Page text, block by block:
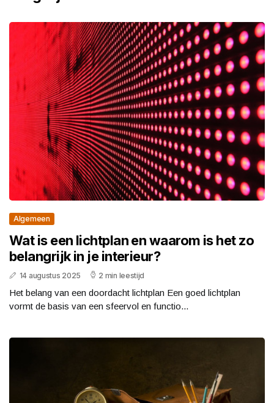
Algemeen
Wat is een lichtplan en waarom is het zo
belangrijk in je interieur?
14 augustus 2025 2 min leestijd
Het belang van een doordacht lichtplan Een goed lichtplan
vormt de basis van een sfeervol en functio...